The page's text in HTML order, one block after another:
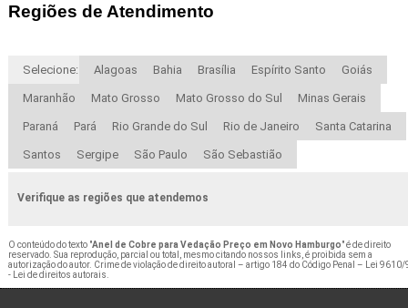
Regiões de Atendimento
Selecione: Alagoas Bahia Brasília Espírito Santo Goiás
Maranhão Mato Grosso Mato Grosso do Sul Minas Gerais
Paraná Pará Rio Grande do Sul Rio de Janeiro Santa Catarina
Santos Sergipe São Paulo São Sebastião
Verifique as regiões que atendemos
O conteúdo do texto "Anel de Cobre para Vedação Preço em Novo Hamburgo" é de direito
reservado. Sua reprodução, parcial ou total, mesmo citando nossos links, é proibida sem a
autorização do autor. Crime de violação de direito autoral – artigo 184 do Código Penal – Lei 9610/
- Lei de direitos autorais.